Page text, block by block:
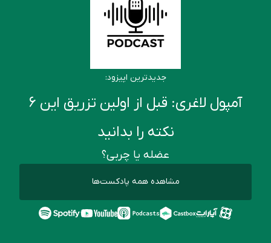
جدیدترین اپیزود:
آمپول لاغری: قبل از اولین تزریق این ۶
نکته را بدانید
عضله یا چربی؟
مشاهده همه پادکست‌ها